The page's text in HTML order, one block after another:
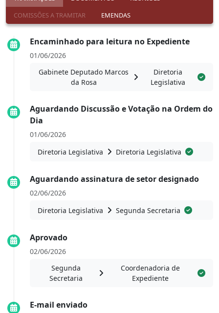
COMISSÕES A TRAMITAR
EMENDAS
Encaminhado para leitura no Expediente
01/06/2026
Gabinete Deputado Marcos
da Rosa
Diretoria
Legislativa
Aguardando Discussão e Votação na Ordem do
Dia
01/06/2026
Diretoria Legislativa
Diretoria Legislativa
Aguardando assinatura de setor designado
02/06/2026
Diretoria Legislativa
Segunda Secretaria
Aprovado
02/06/2026
Segunda
Secretaria
Coordenadoria de
Expediente
E-mail enviado